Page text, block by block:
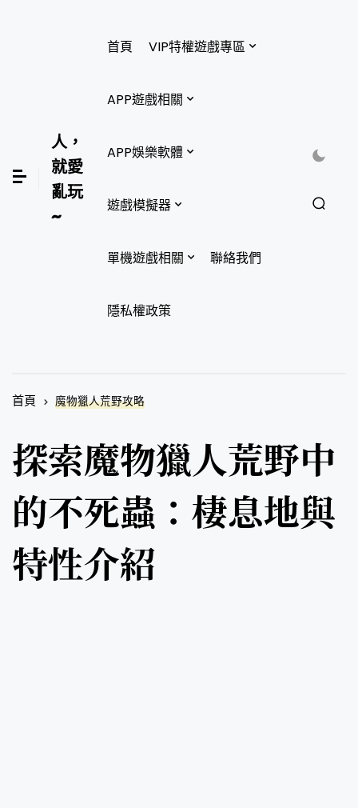
人，
就愛
亂玩
~
首頁 VIP特權遊戲專區
APP遊戲相關
APP娛樂軟體
遊戲模擬器
單機遊戲相關 聯絡我們
隱私權政策
首頁 魔物獵人荒野攻略
探索魔物獵人荒野中
的不死蟲：棲息地與
特性介紹